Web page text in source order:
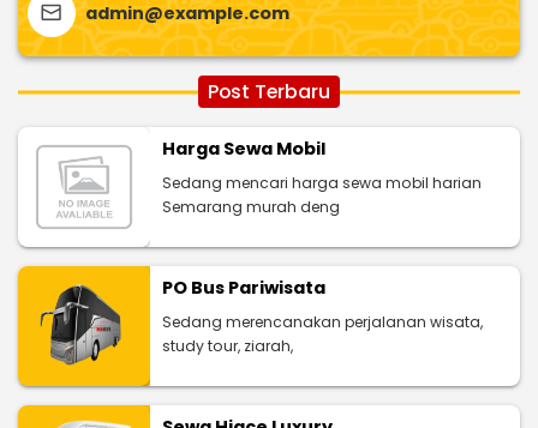
admin@example.com
Post Terbaru
Harga Sewa Mobil
Sedang mencari harga sewa mobil harian
Semarang murah deng
PO Bus Pariwisata
Sedang merencanakan perjalanan wisata,
study tour, ziarah,